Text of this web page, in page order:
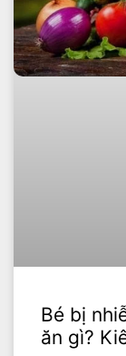
Bé bị
ăn gì?